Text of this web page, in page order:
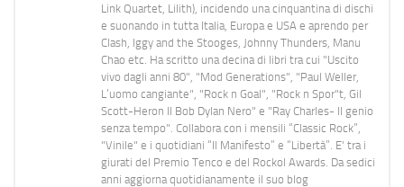
Link Quartet, Lilith), incidendo una cinquantina di dischi
e suonando in tutta Italia, Europa e USA e aprendo per
Clash, Iggy and the Stooges, Johnny Thunders, Manu
Chao etc. Ha scritto una decina di libri tra cui "Uscito
vivo dagli anni 80", "Mod Generations", "Paul Weller,
L’uomo cangiante", "Rock n Goal", "Rock n Spor"t, Gil
Scott-Heron Il Bob Dylan Nero" e "Ray Charles- Il genio
senza tempo". Collabora con i mensili “Classic Rock”,
"Vinile" e i quotidiani “Il Manifesto” e “Libertà”. E' tra i
giurati del Premio Tenco e del Rockol Awards. Da sedici
anni aggiorna quotidianamente il suo blog